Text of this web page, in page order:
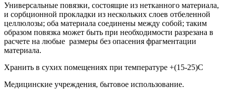
Универсальные повязки, состоящие из нетканного материала,
и сорбционной прокладки из нескольких слоев отбеленной
целлюлозы; оба материала соединены между собой; таким
образом повязка может быть при необходимости разрезана в
расчете на любые размеры без опасения фрагментации
материала.
Хранить в сухих помещениях при температуре +(15-25)C
Медицинские учреждения, бытовое использование.